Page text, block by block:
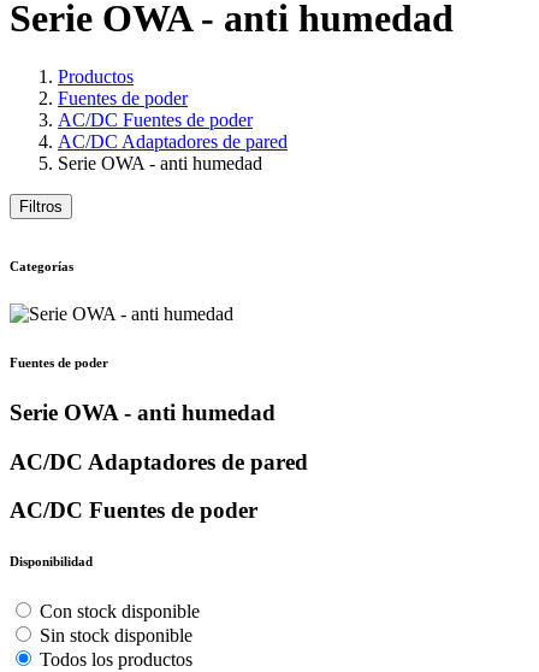
Serie OWA - anti humedad
Productos
Fuentes de poder
AC/DC Fuentes de poder
AC/DC Adaptadores de pared
Serie OWA - anti humedad
Filtros
Categorías
Fuentes de poder
Serie OWA - anti humedad
AC/DC Adaptadores de pared
AC/DC Fuentes de poder
Disponibilidad
Con stock disponible
Sin stock disponible
Todos los productos